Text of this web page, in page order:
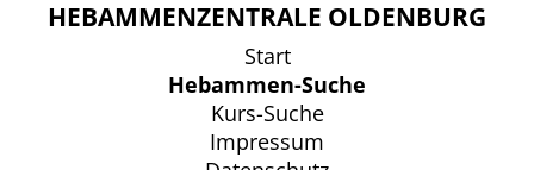
HEBAMMENZENTRALE OLDENBURG
Start
Hebammen-Suche
Kurs-Suche
Impressum
HEBAMMENZENTRALE OLDENBURG
Start
Hebammen-Suche
Kurs-Suche
Impressum